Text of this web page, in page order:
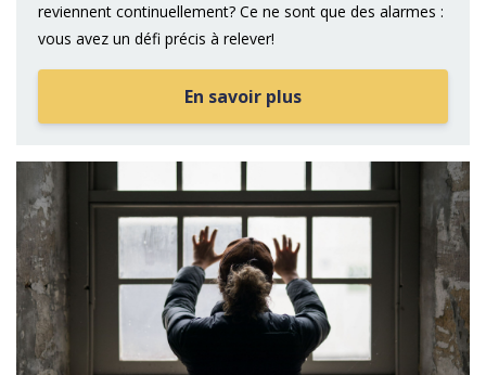
reviennent continuellement? Ce ne sont que des alarmes :
vous avez un défi précis à relever!
En savoir plus